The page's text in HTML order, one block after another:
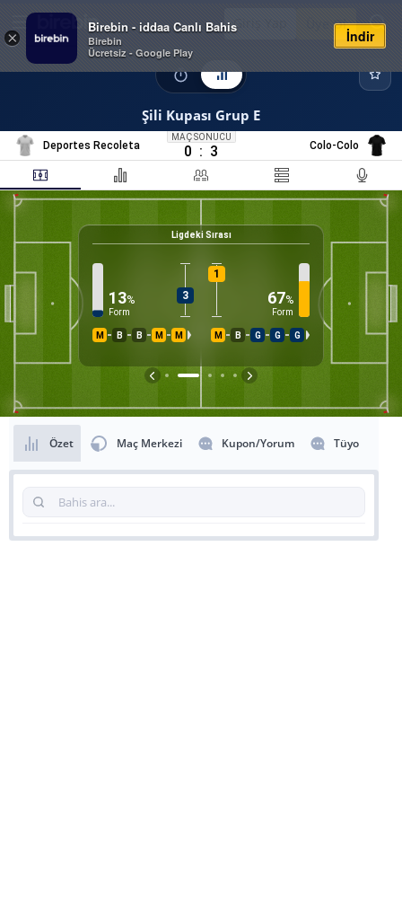
×
Birebin - iddaa Canlı Bahis
Birebin
Ücretsiz - Google Play
İndir
Giriş Yap Üye Ol
Şili Kupası Grup E
Deportes Recoleta
MAÇ SONUCU
0 : 3 Colo-Colo
Ligdeki Sırası
13%
Form
3
1
67%
Form
M B B M M M B G G G
Özet Maç Merkezi Kupon/Yorum Tüyo